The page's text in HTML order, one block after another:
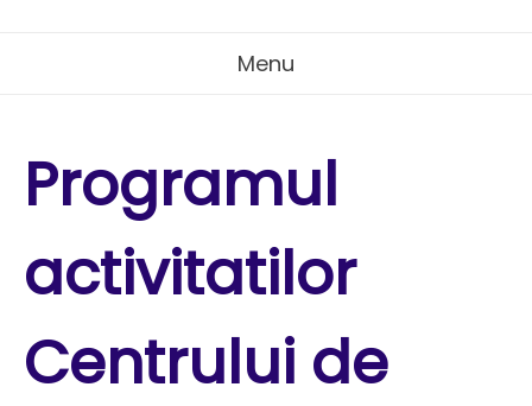
Menu
Programul
activitatilor
Centrului de